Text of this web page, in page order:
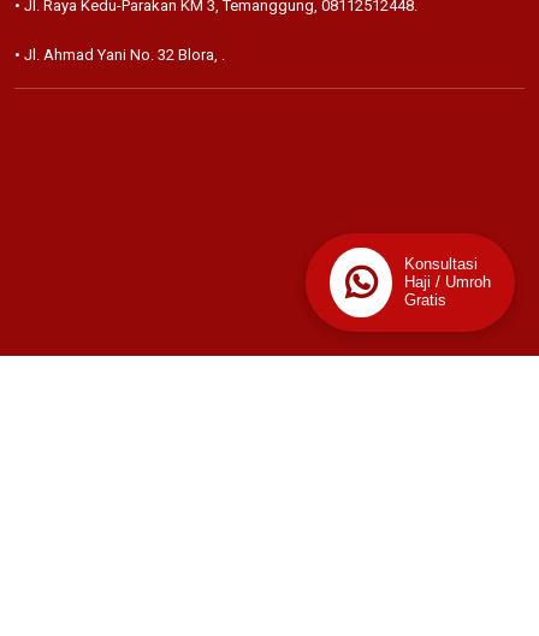
• Jl. Raya Kedu-Parakan KM 3, Temanggung, 08112512448
• Jl. Ahmad Yani No. 32 Blora,
Konsultasi
Haji / Umroh
Gratis